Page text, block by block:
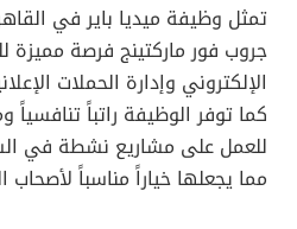
تمثل وظيفة ميديا باير في
جروب فور ماركتينج فرصة
الإلكتروني وإدارة الحملات
كما توفر الوظيفة راتباً
للعمل على مشاريع نشطة في
مما يجعلها خياراً مناسباً لأصحاب